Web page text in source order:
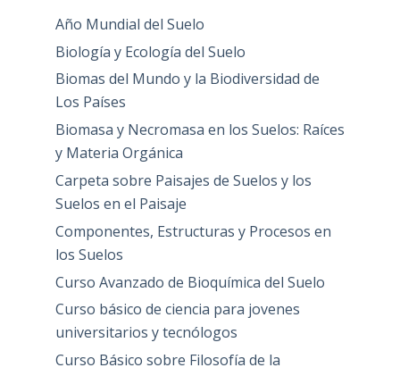
Año Mundial del Suelo
Biología y Ecología del Suelo
Biomas del Mundo y la Biodiversidad de
Los Países
Biomasa y Necromasa en los Suelos: Raíces
y Materia Orgánica
Carpeta sobre Paisajes de Suelos y los
Suelos en el Paisaje
Componentes, Estructuras y Procesos en
los Suelos
Curso Avanzado de Bioquímica del Suelo
Curso básico de ciencia para jovenes
universitarios y tecnólogos
Curso Básico sobre Filosofía de la